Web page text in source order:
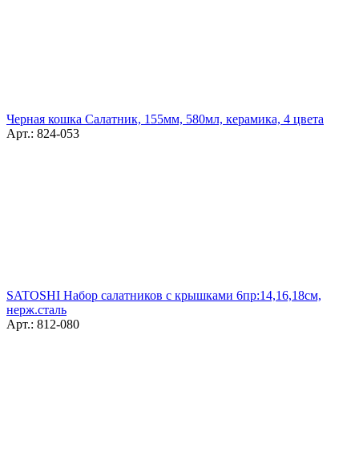
Черная кошка Салатник, 155мм, 580мл, керамика, 4 цвета
Арт.: 824-053
SATOSHI Набор салатников с крышками 6пр:14,16,18см,
нерж.сталь
Арт.: 812-080